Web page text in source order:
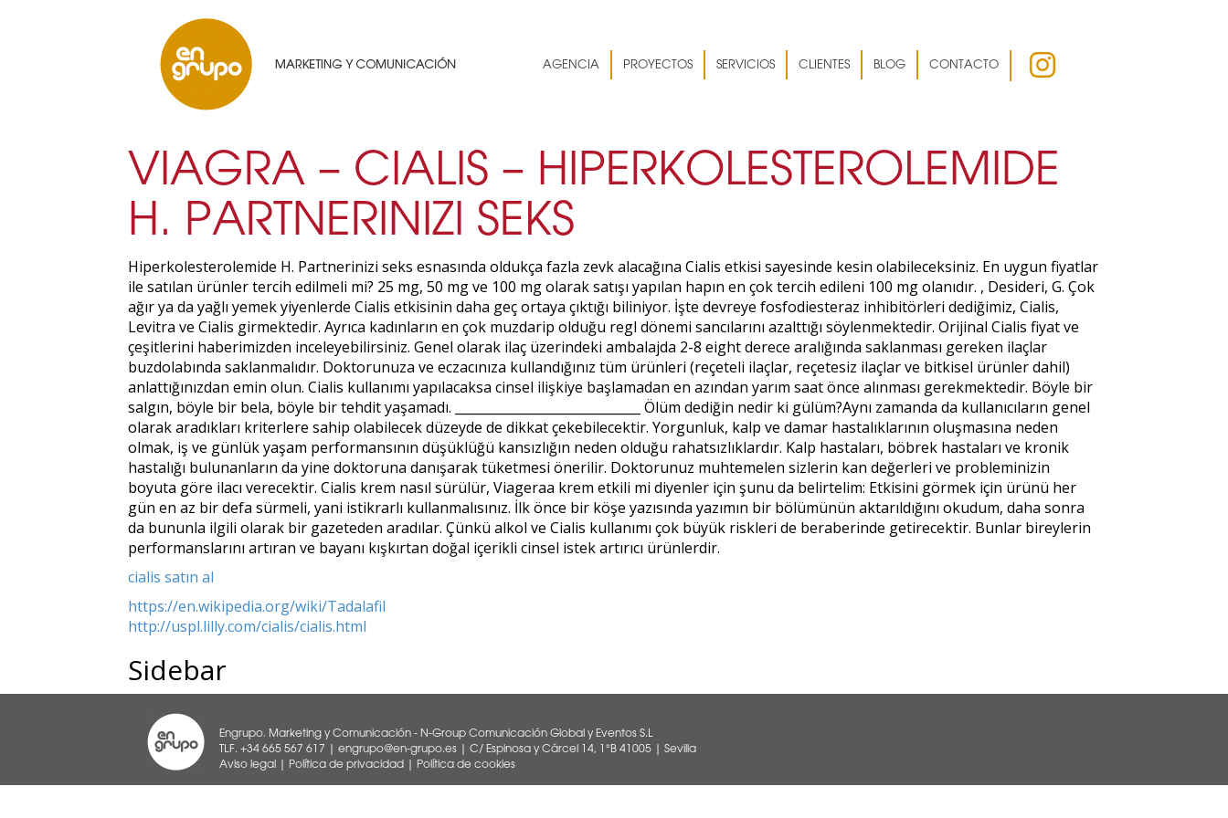
AGENCIA PROYECTOS SERVICIOS CLIENTES BLOG CONTACTO
VIAGRA – CIALIS – HIPERKOLESTEROLEMIDE
H. PARTNERINIZI SEKS
Hiperkolesterolemide H. Partnerinizi seks esnasında oldukça fazla zevk alacağına Cialis etkisi sayesinde kesin olabileceksiniz. En uygun fiyatlar
ile satılan ürünler tercih edilmeli mi? 25 mg, 50 mg ve 100 mg olarak satışı yapılan hapın en çok tercih edileni 100 mg olanıdır. , Desideri, G. Çok
ağır ya da yağlı yemek yiyenlerde Cialis etkisinin daha geç ortaya çıktığı biliniyor. İşte devreye fosfodiesteraz inhibitörleri dediğimiz, Cialis,
Levitra ve Cialis girmektedir. Ayrıca kadınların en çok muzdarip olduğu regl dönemi sancılarını azalttığı söylenmektedir. Orijinal Cialis fiyat ve
çeşitlerini haberimizden inceleyebilirsiniz. Genel olarak ilaç üzerindeki ambalajda 2-8 eight derece aralığında saklanması gereken ilaçlar
buzdolabında saklanmalıdır. Doktorunuza ve eczacınıza kullandığınız tüm ürünleri (reçeteli ilaçlar, reçetesiz ilaçlar ve bitkisel ürünler dahil)
anlattığınızdan emin olun. Cialis kullanımı yapılacaksa cinsel ilişkiye başlamadan en azından yarım saat önce alınması gerekmektedir. Böyle bir
salgın, böyle bir bela, böyle bir tehdit yaşamadı. _____________________________ Ölüm dediğin nedir ki gülüm?Aynı zamanda da kullanıcıların genel
olarak aradıkları kriterlere sahip olabilecek düzeyde de dikkat çekebilecektir. Yorgunluk, kalp ve damar hastalıklarının oluşmasına neden
olmak, iş ve günlük yaşam performansının düşüklüğü kansızlığın neden olduğu rahatsızlıklardır. Kalp hastaları, böbrek hastaları ve kronik
hastalığı bulunanların da yine doktoruna danışarak tüketmesi önerilir. Doktorunuz muhtemelen sizlerin kan değerleri ve probleminizin
boyuta göre ilacı verecektir. Cialis krem nasıl sürülür, Viageraa krem etkili mi diyenler için şunu da belirtelim: Etkisini görmek için ürünü her
gün en az bir defa sürmeli, yani istikrarlı kullanmalısınız. İlk önce bir köşe yazısında yazımın bir bölümünün aktarıldığını okudum, daha sonra
da bununla ilgili olarak bir gazeteden aradılar. Çünkü alkol ve Cialis kullanımı çok büyük riskleri de beraberinde getirecektir. Bunlar bireylerin
performanslarını artıran ve bayanı kışkırtan doğal içerikli cinsel istek artırıcı ürünlerdir.
cialis satın al
https://en.wikipedia.org/wiki/Tadalafil
http://uspl.lilly.com/cialis/cialis.html
Sidebar
Engrupo. Marketing y Comunicación - N-Group Comunicación Global y Eventos S.L
TLF. +34 665 567 617 | engrupo@en-grupo.es | C/ Espinosa y Cárcel 14, 1°B 41005 | Sevilla
Aviso legal
Política de privacidad Política de cookies